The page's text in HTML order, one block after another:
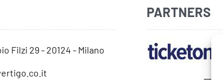
Filzi 29 - 20124 - Milano
PARTNERS